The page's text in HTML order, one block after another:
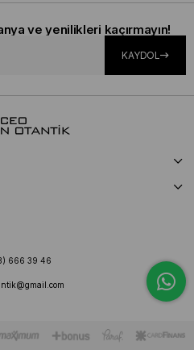
ve yenilikleri kaçırmayın!
KAYDOL
666 39 46